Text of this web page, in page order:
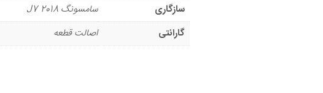
سازگاری
سامسونگ J7 2018
گارانتی
اصالت قطعه